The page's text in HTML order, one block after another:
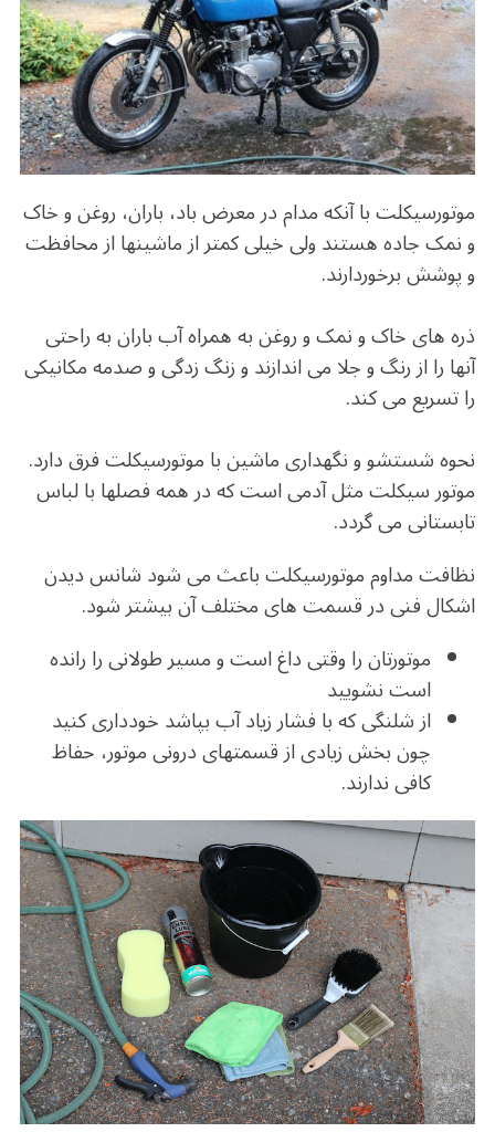
o
k p
موتورسیکلت با آنکه مدام در معرض باد، باران، روغن و خاک
و نمک جاده هستند ولی خیلی کمتر از ماشینها از محافظت
و پوشش برخوردارند.
ذره های خاک و نمک و روغن به همراه آب باران به راحتی
آنها را از رنگ و جلا می اندازند و زنگ زدگی و صدمه مکانیکی
را تسریع می کند.
نحوه شستشو و نگهداری ماشین با موتورسیکلت فرق دارد.
موتور سیکلت مثل آدمی است که در همه فصلها با لباس
تابستانی می گردد.
نظافت مداوم موتورسیکلت باعث می شود شانس دیدن
اشکال فنی در قسمت های مختلف آن بیشتر شود.
موتورتان را وقتی داغ است و مسیر طولانی را رانده
است نشویید
از شلنگی که با فشار زیاد آب بپاشد خودداری کنید
چون بخش زیادی از قسمتهای درونی موتور، حفاظ
کافی ندارند.